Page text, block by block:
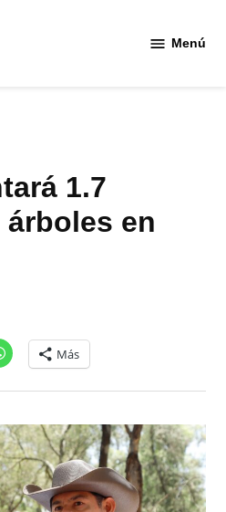
Menú
1.7
en
Más